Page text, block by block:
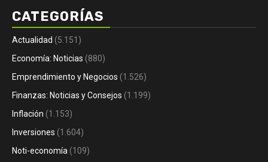
CATEGORÍAS
Actualidad (5.151)
Economía: Noticias (880)
Emprendimiento y Negocios (1.526)
Finanzas: Noticias y Consejos (1.199)
Inflación (1.153)
Inversiones (1.604)
Noti-economía (109)